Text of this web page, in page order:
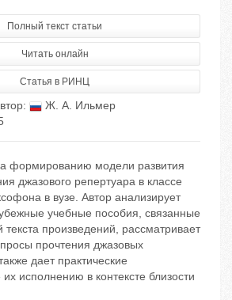
Полный текст статьи
Читать онлайн
Статья в РИНЦ
Ж. А. Ильмер
формированию модели развития
джазового репертуара в классе
в вузе. Автор анализирует
учебные пособия, связанные
текста произведений, рассматривает
прочтения джазовых
дает практические
исполнению в контексте близости